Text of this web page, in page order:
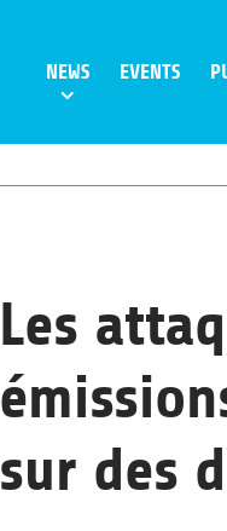
NEWS EVENTS
Les
sur des